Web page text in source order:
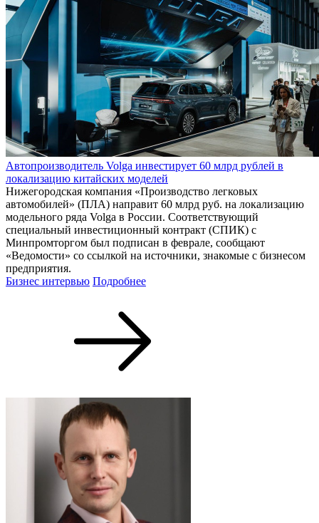
Автопроизводитель Volga инвестирует 60 млрд рублей в
локализацию китайских моделей
Нижегородская компания «Производство легковых
автомобилей» (ПЛА) направит 60 млрд руб. на локализацию
модельного ряда Volga в России. Соответствующий
специальный инвестиционный контракт (СПИК) с
Минпромторгом был подписан в феврале, сообщают
«Ведомости» со ссылкой на источники, знакомые с бизнесом
предприятия.
Бизнес интервью Подробнее